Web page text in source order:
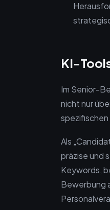
KI-
Im Senior-
nicht nur
Als
präzise und
Keywords,
Bewerbung